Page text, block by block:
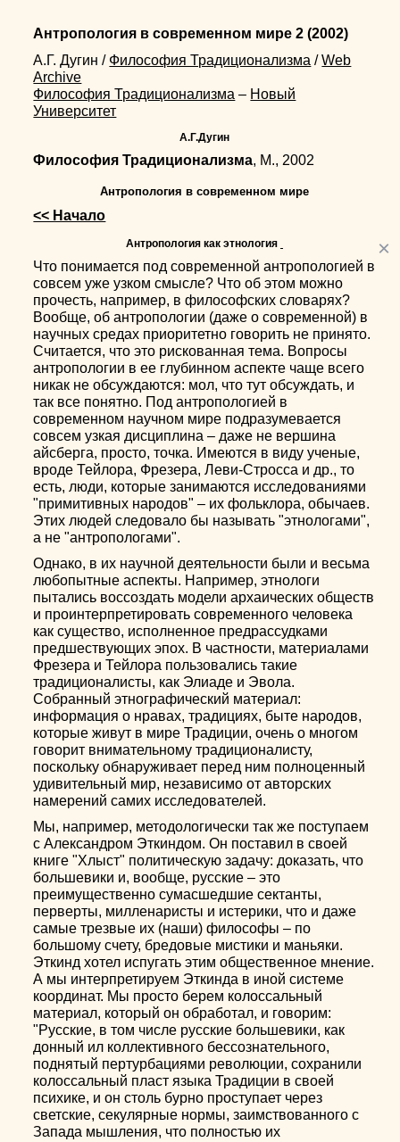
×
Антропология в современном мире 2 (2002)
А.Г. Дугин / Философия Традиционализма / Web
Archive
Философия Традиционализма – Новый
Университет
А.Г.Дугин
Философия Традиционализма, М., 2002
Антропология в современном мире
<< Начало
Антропология как этнология
Что понимается под современной антропологией в
совсем уже узком смысле? Что об этом можно
прочесть, например, в философских словарях?
Вообще, об антропологии (даже о современной) в
научных средах приоритетно говорить не принято.
Считается, что это рискованная тема. Вопросы
антропологии в ее глубинном аспекте чаще всего
никак не обсуждаются: мол, что тут обсуждать, и
так все понятно. Под антропологией в
современном научном мире подразумевается
совсем узкая дисциплина – даже не вершина
айсберга, просто, точка. Имеются в виду ученые,
вроде Тейлора, Фрезера, Леви-Стросса и др., то
есть, люди, которые занимаются исследованиями
"примитивных народов" – их фольклора, обычаев.
Этих людей следовало бы называть "этнологами",
а не "антропологами".
Однако, в их научной деятельности были и весьма
любопытные аспекты. Например, этнологи
пытались воссоздать модели архаических обществ
и проинтерпретировать современного человека
как существо, исполненное предрассудками
предшествующих эпох. В частности, материалами
Фрезера и Тейлора пользовались такие
традиционалисты, как Элиаде и Эвола.
Собранный этнографический материал:
информация о нравах, традициях, быте народов,
которые живут в мире Традиции, очень о многом
говорит внимательному традиционалисту,
поскольку обнаруживает перед ним полноценный
удивительный мир, независимо от авторских
намерений самих исследователей.
Мы, например, методологически так же поступаем
с Александром Эткиндом. Он поставил в своей
книге "Хлыст" политическую задачу: доказать, что
большевики и, вообще, русские – это
преимущественно сумасшедшие сектанты,
перверты, милленаристы и истерики, что и даже
самые трезвые их (наши) философы – по
большому счету, бредовые мистики и маньяки.
Эткинд хотел испугать этим общественное мнение.
А мы интерпретируем Эткинда в иной системе
координат. Мы просто берем колоссальный
материал, который он обработал, и говорим:
"Русские, в том числе русские большевики, как
донный ил коллективного бессознательного,
поднятый пертурбациями революции, сохранили
колоссальный пласт языка Традиции в своей
психике, и он столь бурно проступает через
светские, секулярные нормы, заимствованного с
Запада мышления, что полностью их